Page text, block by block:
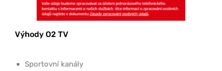
Výhody O2 TV
Sportovní kanály